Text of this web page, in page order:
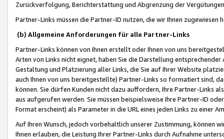
Zurückverfolgung, Berichterstattung und Abgrenzung der
Partner-Links müssen die Partner-ID nutzen, die wir Ihnen zugewiesen
(b) Allgemeine Anforderungen für alle Partner-Links
Partner-Links können von Ihnen erstellt oder Ihnen von uns
Arten von Links nicht eignet, haben Sie die Darstellung
Gestaltung und Platzierung aller Links, die Sie auf Ihrer Website
auch Ihnen von uns bereitgestellte) Partner-Links so formatiert sind,
können. Sie dürfen Kunden nicht dazu auffordern, Ihre Partner-Links
aus aufgerufen werden. Sie müssen beispielsweise Ihre Partner-ID
Format erscheint) als Parameter in die URL eines jeden Links zu einer
Auf Ihren Wunsch, jedoch vorbehaltlich unserer Zustimmung, können
Ihnen erlauben, die Leistung Ihrer Partner-Links durch Aufnahme